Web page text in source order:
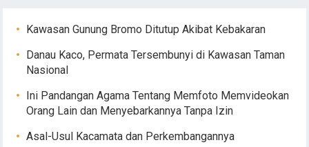
Kawasan Gunung Bromo Ditutup Akibat Kebakaran
Danau Kaco, Permata Tersembunyi di Kawasan Taman
Nasional
Ini Pandangan Agama Tentang Memfoto Memvideokan
Orang Lain dan Menyebarkannya Tanpa Izin
Asal-Usul Kacamata dan Perkembangannya